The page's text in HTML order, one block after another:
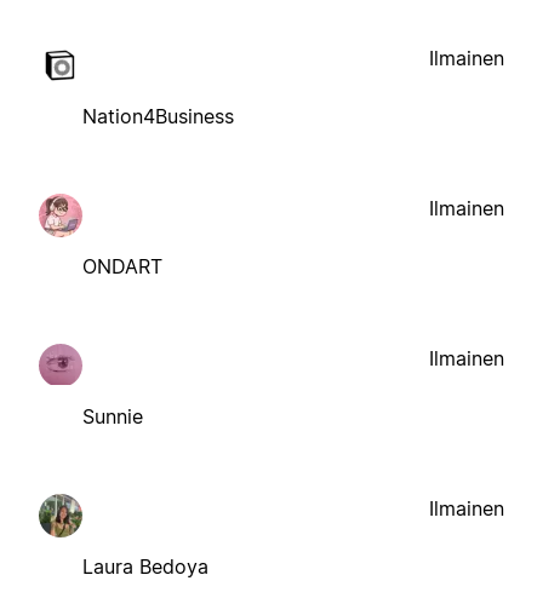
Nation4Business
Ilmainen
ONDART
Ilmainen
Sunnie
Ilmainen
Laura Bedoya
Ilmainen